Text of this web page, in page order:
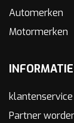
Automerken
Motormerken
INFORMATIE
klantenservice
Partner